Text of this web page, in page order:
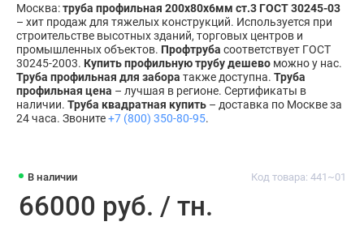
В наличии Код товара: 441~01
66000 руб. / тн.
Москва:труба профильная 200х80х6мм ст.3 ГОСТ 30245-03
– хит продаж для тяжелых конструкций. Используется при
строительстве высотных зданий, торговых центров и
промышленных объектов. Профтруба соответствует ГОСТ
30245-2003. Купить профильную трубу дешево можно у нас.
Труба профильная для забора также доступна. Труба
профильная цена – лучшая в регионе. Сертификаты в
наличии. Труба квадратная купить – доставка по Москве за
24 часа. Звоните+7 (800) 350-80-95.